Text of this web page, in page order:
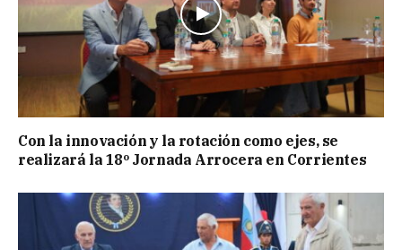
Con la innovación y la rotación como ejes, se
realizará la 18º Jornada Arrocera en Corrientes